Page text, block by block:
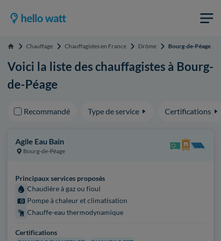
Accueil Chauffage Chauffagistes en France Drôme Bourg-de-Péage
Voici la liste des chauffagistes à Bourg-
de-Péage
Recommandé Type de service Certifications
Agile Eau Bain
Bourg-de-Péage
Principaux services proposés
Chaudière à gaz ou fioul
Pompe à chaleur et climatisation
Chauffe-eau thermodynamique
Certifications